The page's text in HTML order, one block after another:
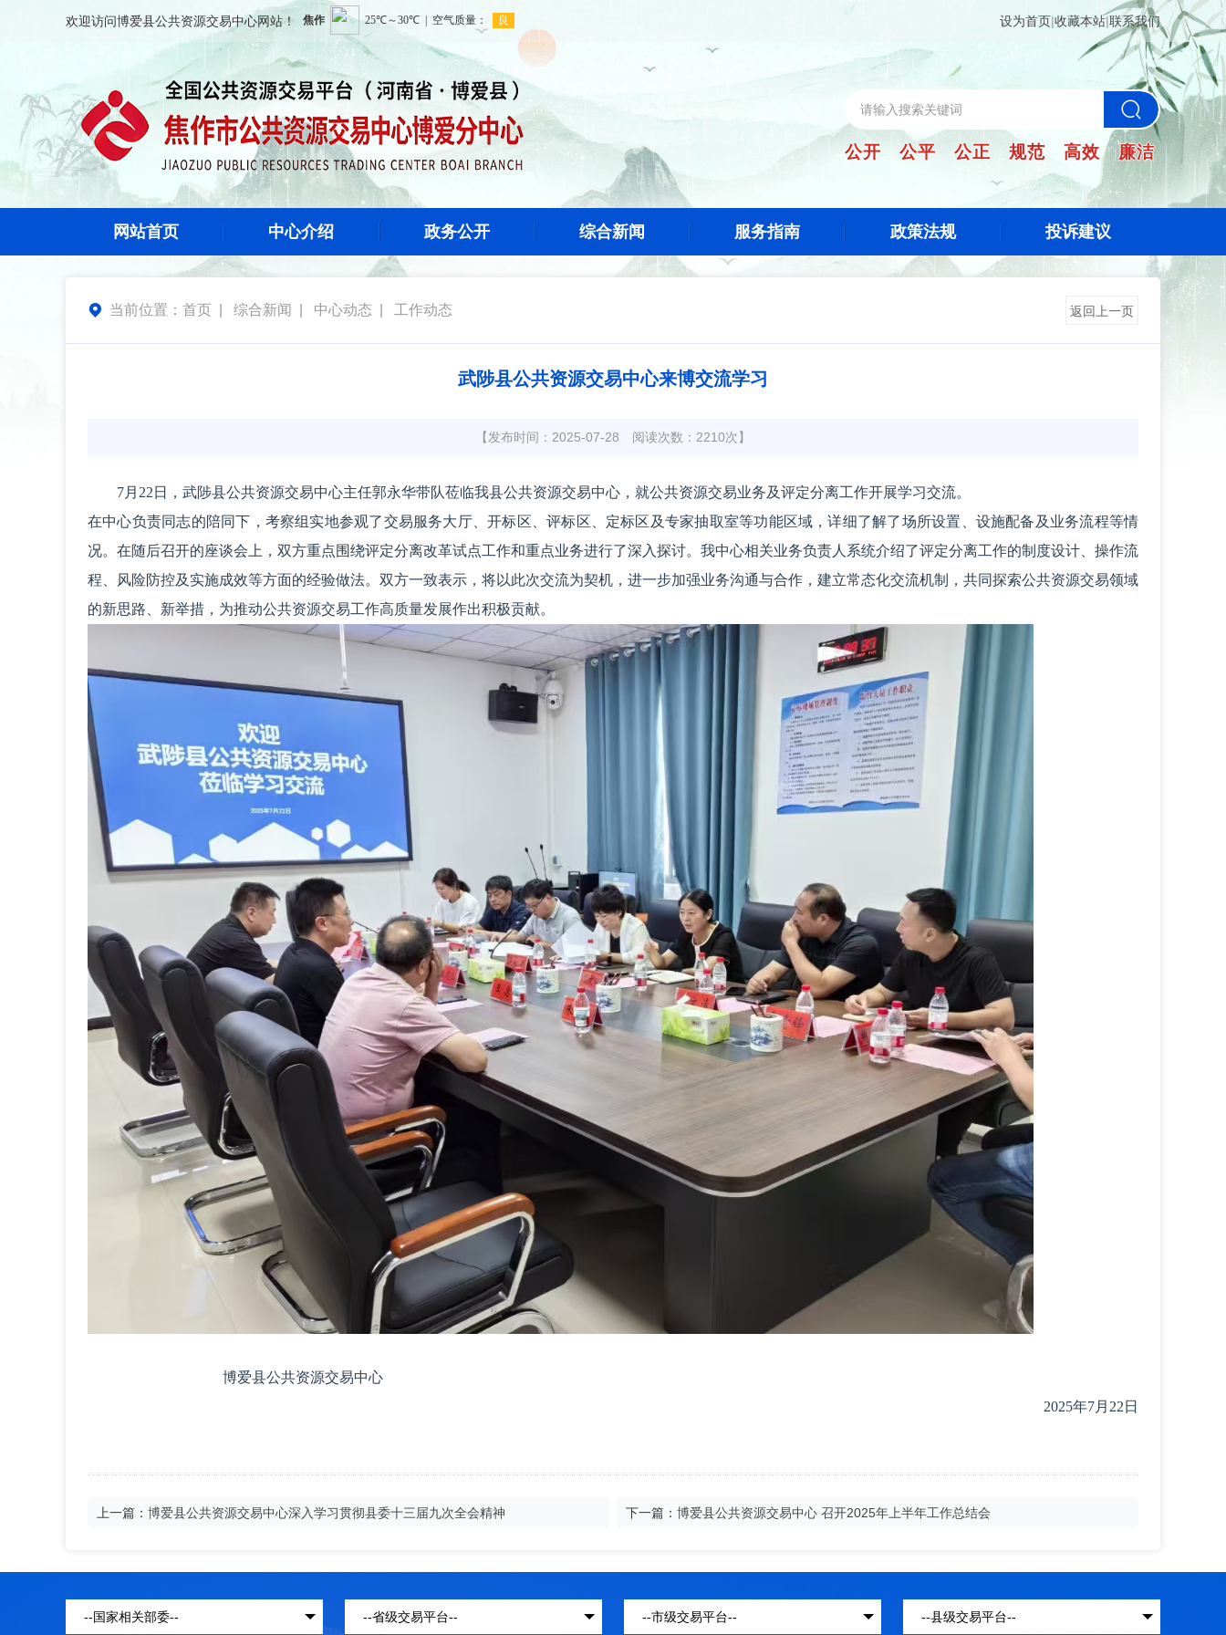
欢迎访问博爱县公共资源交易中心网站！ 设为首页|收藏本站|联系我们
公开 公平 公正 规范 高效 廉洁
网站首页 中心介绍 政务公开 综合新闻 服务指南 政策法规 投诉建议
 当前位置： 首页 综合新闻 中心动态 工作动态 返回上一页
武陟县公共资源交易中心来博交流学习
【发布时间：2025-07-28 阅读次数：2210次】
7月22日，武陟县公共资源交易中心主任郭永华带队莅临我县公共资源交易中心，就公共资源交易业务及评定分离工作开展学习交流。
在中心负责同志的陪同下，考察组实地参观了交易服务大厅、开标区、评标区、定标区 及专家抽取室等功能区域，详细了解了场所设置、设施配备及业务流程等情
况。在随后召开的座谈会上，双方重点围绕评定分离改革试点工作和重点业务进行了深入探讨。我中心相关业务负责人系统介绍了评定分离工作的制度设计、操作流
程、风险防控及实施成效等方面的经验做法。双方一致表示，将以此次交流为契机，进一步加强业务沟通与合作，建立常态化交流机制，共同探索公共资源交易领域
的新思路、新举措，为推动公共资源交易工作高质量发展作出积极贡献。
博爱县公共资源交易中心
2025年7月22 日
上一篇： 博爱县公共资源交易中心深入学习贯彻县委十三届九次全会精神 下一篇： 博爱县公共资源交易中心 召开2025年上半年工作总结会